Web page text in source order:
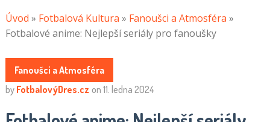
Úvod » Fotbalová Kultura » Fanoušci a Atmosféra »
Fotbalové anime: Nejlepší seriály pro fanoušky
Fanoušci a Atmosféra
by FotbalovýDres.cz on 11. ledna 2024